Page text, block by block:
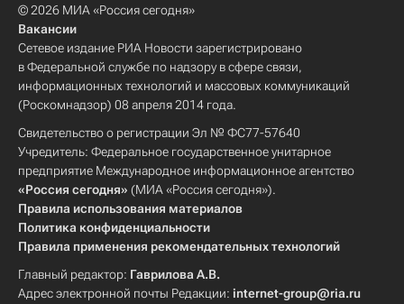
© 2026 МИА «Россия сегодня»
Вакансии
Сетевое издание РИА Новости зарегистрировано
в Федеральной службе по надзору в сфере связи,
информационных технологий и массовых коммуникаций
(Роскомнадзор) 08 апреля 2014 года.
Свидетельство о регистрации Эл № ФС77-57640
Учредитель: Федеральное государственное унитарное
предприятие Международное информационное агентство
«Россия сегодня» (МИА «Россия сегодня»).
Правила использования материалов
Политика конфиденциальности
Правила применения рекомендательных технологий
Главный редактор: Гаврилова А.В.
Адрес электронной почты Редакции: internet-group@ria.ru